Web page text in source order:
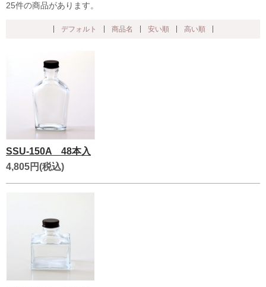
25件の商品があります。
デフォルト 商品名 安い順 高い順
SSU-150A 48本入
4,805円(税込)